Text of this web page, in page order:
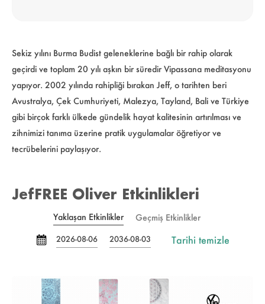
Sekiz yılını Burma Budist geleneklerine bağlı bir rahip olarak
geçirdi ve toplam 20 yılı aşkın bir süredir Vipassana meditasyonu
yapıyor. 2002 yılında rahipliği bırakan Jeff, o tarihten beri
Avustralya, Çek Cumhuriyeti, Malezya, Tayland, Bali ve Türkiye
gibi birçok farklı ülkede gündelik hayat kalitesinin artırılması ve
zihnimizi tanıma üzerine pratik uygulamalar öğretiyor ve
tecrübelerini paylaşıyor.
JefFREE Oliver Etkinlikleri
Yaklaşan Etkinlikler Geçmiş Etkinlikler
2026-08-06 2036-08-03 Tarihi temizle